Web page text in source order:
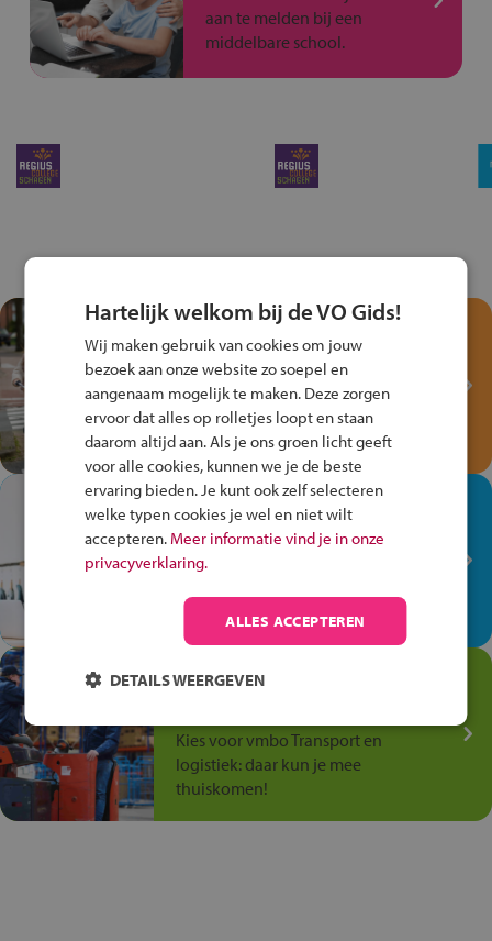
aan te melden bij een
middelbare school.
Test je kennis met het
Fiets Veilig
Verkeersspel!
Speel het Fiets Veilig Verkeersspel
en win een Cortina-fiets!
In de winkel ben je op je
plek!
Ontdek via het vmbo jouw talent
anders is!
Jouw talent in de
Kies voor vmbo Transport en
logistiek: daar kun je mee
thuiskomen!
Hartelijk welkom bij de VO Gids!
Wij maken gebruik van cookies om jouw
bezoek aan onze website zo soepel en
aangenaam mogelijk te maken. Deze zorgen
ervoor dat alles op rolletjes loopt en staan
daarom altijd aan. Als je ons groen licht geeft
voor alle cookies, kunnen we je de beste
ervaring bieden. Je kunt ook zelf selecteren
welke typen cookies je wel en niet wilt
accepteren. Meer informatie vind je in onze
privacyverklaring.
ALLES ACCEPTEREN
DETAILS WEERGEVEN